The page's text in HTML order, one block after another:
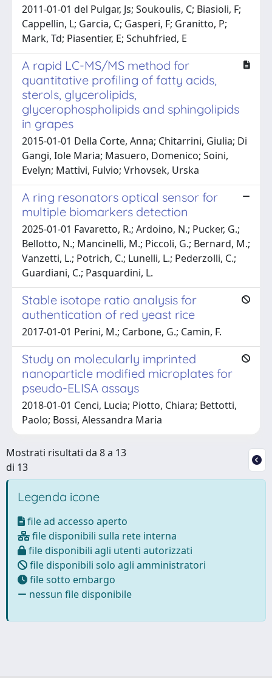
2011-01-01 del Pulgar, Js; Soukoulis, C; Biasioli, F;
Cappellin, L; Garcia, C; Gasperi, F; Granitto, P;
Mark, Td; Piasentier, E; Schuhfried, E
A rapid LC-MS/MS method for
quantitative profiling of fatty acids,
sterols, glycerolipids,
glycerophospholipids and sphingolipids
in grapes
2015-01-01 Della Corte, Anna; Chitarrini, Giulia; Di
Gangi, Iole Maria; Masuero, Domenico; Soini,
Evelyn; Mattivi, Fulvio; Vrhovsek, Urska
A ring resonators optical sensor for
multiple biomarkers detection
2025-01-01 Favaretto, R.; Ardoino, N.; Pucker, G.;
Bellotto, N.; Mancinelli, M.; Piccoli, G.; Bernard, M.;
Vanzetti, L.; Potrich, C.; Lunelli, L.; Pederzolli, C.;
Guardiani, C.; Pasquardini, L.
Stable isotope ratio analysis for
authentication of red yeast rice
2017-01-01 Perini, M.; Carbone, G.; Camin, F.
Study on molecularly imprinted
nanoparticle modified microplates for
pseudo-ELISA assays
2018-01-01 Cenci, Lucia; Piotto, Chiara; Bettotti,
Paolo; Bossi, Alessandra Maria
Mostrati risultati da 8 a 13
di 13
Legenda icone
file ad accesso aperto
file disponibili sulla rete interna
file disponibili agli utenti autorizzati
file disponibili solo agli amministratori
file sotto embargo
nessun file disponibile